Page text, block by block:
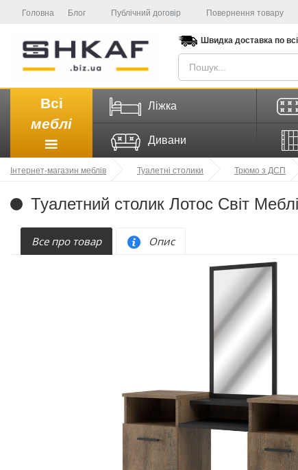
Головна Блог Публічний договір Повернення товару
Швидка доставка по
Всі
меблі
Ліжка
Дивани
Інтернет-магазин меблів Туалетні столики Трюмо з ДСП
Туалетний столик Лотос Світ
Все про товар Опис